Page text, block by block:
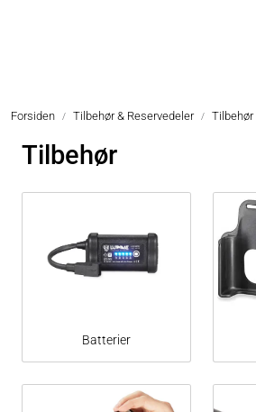
Forsiden Tilbehør & Reservedeler Tilbehør
Tilbehør
Batterier
Hjelmlykter
Tilbehør & Reservedeler